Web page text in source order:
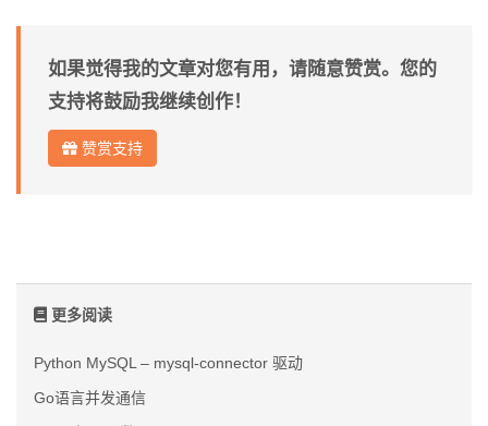
如果觉得我的文章对您有用，请随意赞赏。您的
支持将鼓励我继续创作！
赞赏支持
更多阅读
Python MySQL – mysql-connector 驱动
Go语言并发通信